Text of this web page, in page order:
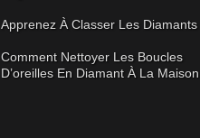
Apprenez À Classer Les Diamants
Comment Nettoyer Les Boucles
D’oreilles En Diamant À La Maison